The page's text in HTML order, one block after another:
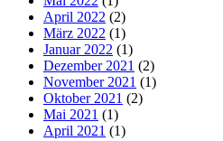
April 2022 (2)
März 2022 (1)
Januar 2022 (1)
Dezember 2021 (2)
November 2021 (1)
Oktober 2021 (2)
Mai 2021 (1)
April 2021 (1)